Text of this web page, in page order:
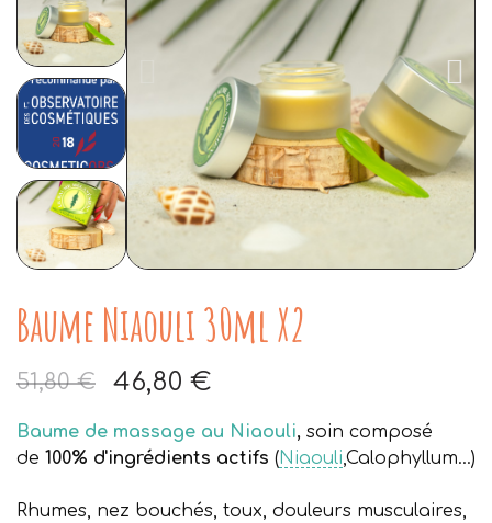
Baume Niaouli 30ml X2
51,80 € 46,80 €
Baume de massage au Niaouli, soin composé
de 100% d'ingrédients actifs (Niaouli,Calophyllum...)
Rhumes, nez bouchés, toux, douleurs musculaires,